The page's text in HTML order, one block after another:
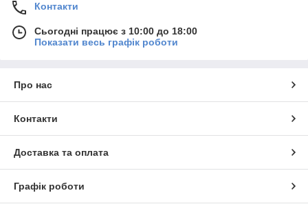
Контакти
Сьогодні працює з 10:00 до 18:00
Показати весь графік роботи
Про нас
Контакти
Доставка та оплата
Графік роботи